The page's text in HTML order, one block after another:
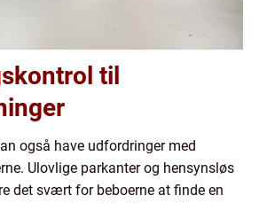
til
også have udfordringer med
Ulovlige parkanter og hensynsløs
det svært for beboerne at finde en